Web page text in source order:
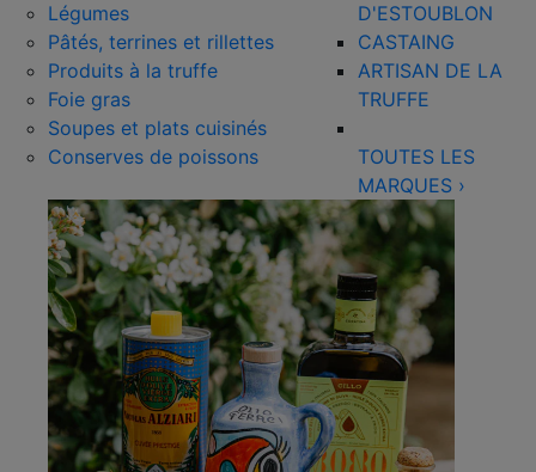
Légumes
Pâtés, terrines et rillettes
Produits à la truffe
Foie gras
Soupes et plats cuisinés
Conserves de poissons
D'ESTOUBLON
CASTAING
ARTISAN DE LA
TRUFFE
TOUTES LES
MARQUES ›